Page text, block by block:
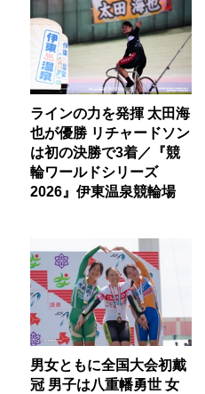
ラインの力を発揮 太田海
也が優勝 リチャードソン
は初の決勝で3着／『競
輪ワールドシリーズ
2026』伊東温泉競輪場
男女ともに全国大会初戴
冠 男子は八重幡勇世 女